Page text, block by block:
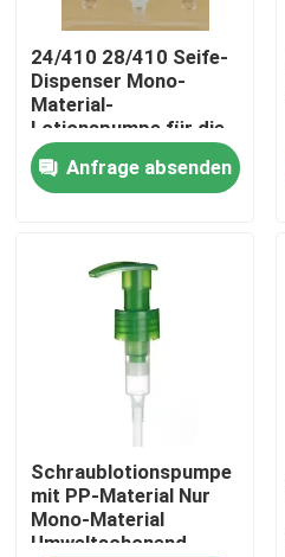
24/410 28/410 Seife-
Dispenser Mono-
Material-
Lotionspumpe für die
Körperpflege
Anfrage absenden
Schraublotionspumpe
mit PP-Material Nur
Mono-Material
Umweltschonend